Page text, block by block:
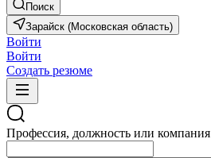
Поиск
Зарайск (Московская область)
Войти
Войти
Создать резюме
Профессия, должность или компания